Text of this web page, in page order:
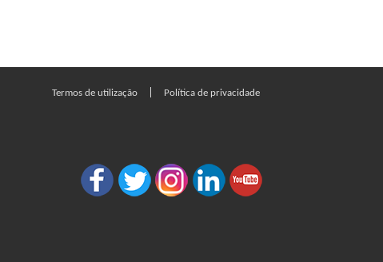
Termos de utilização Política de privacidade